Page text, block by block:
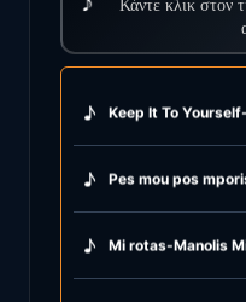
Κάντε κλικ στον
♪ Keep It To
♪ Pes mou pos
♪ Mi rotas-Manolis